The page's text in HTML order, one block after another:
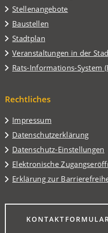
Stellenangebote
Baustellen
Stadtplan
(Öffnet
in
einem
neuen
Veranstaltungen in der
(Öffnet
in
einem
Tab)
Rats-Informations-System
(Öffnet
neuen
Rechtliches
Impressum
Datenschutzerklärung
Datenschutz-Einstellungen
Elektronische
Erklärung zur
(ÖFFNET